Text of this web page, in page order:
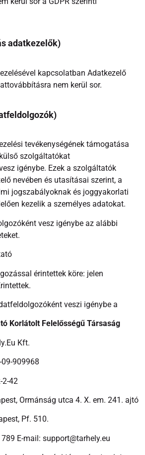
adatkezelők)
kapcsolatban Adatkezelő
nem kerül sor.
tevékenységének támogatása
szolgáltatókat
igénybe. Ezek a szolgáltatók
nevében és utasításai szerint, a
jogszabályoknak és joggyakorlati
kezelik a személyes adatokat.
vesz igénybe az alábbi
érintettek köre: jelen
veszi igénybe a
Korlátolt Felelősségű Társaság
Kft.
909968
42
Ormánság utca 4. X. em. 241. ajtó
Pf. 510.
E-mail: support@tarhely.eu